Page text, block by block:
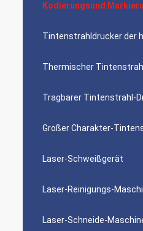
Kodierungsund
Tintenstrahldrucker der
Thermischer
Tragbarer Tintenstrahl-
Großer Charakter-
Laser-Schweißgerät
Laser-Reinigungs-
Laser-Schneide-